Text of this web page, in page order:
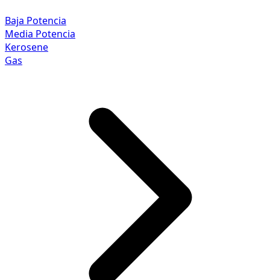
Baja Potencia
Media Potencia
Kerosene
Gas